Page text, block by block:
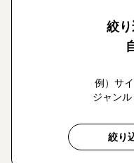
絞
例）サ
ジャン
絞り